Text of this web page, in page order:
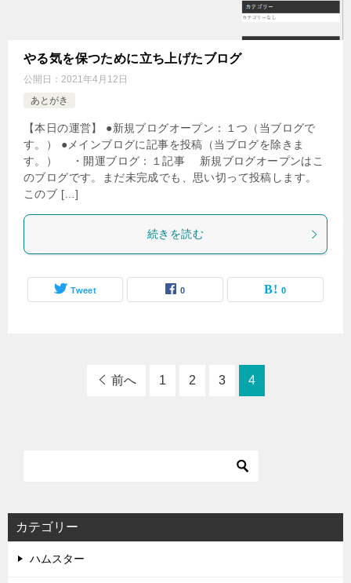
やる気を保つために立ち上げたブログ
公開日： 2021年4月12日
あとがき
【本日の運営】 ●新規ブログオープン：１つ（当ブログで
す。） ●メインブログに記事を投稿（当ブログを除きま
す。） ・開運ブログ：１記事 新規ブログオープンはこ
のブログです。まだ未完成でも、思い切って投稿します。
このブ […]
続きを読む
Tweet 0 0
前へ 1 2 3 4
カテゴリー
ハムスター